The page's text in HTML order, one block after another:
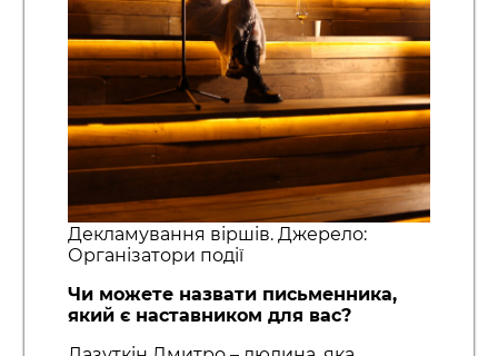
Декламування віршів. Джерело:
Організатори події
Чи можете назвати письменника,
який є наставником для вас?